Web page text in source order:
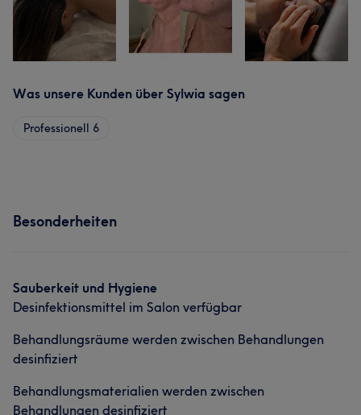
Was unsere Kunden über Sylwia sagen
Professionell 6
Besonderheiten
Sauberkeit und Hygiene
Desinfektionsmittel im Salon verfügbar
Behandlungsräume werden zwischen Behandlungen
desinfiziert
Behandlungsmaterialien werden zwischen
Behandlungen desinfiziert